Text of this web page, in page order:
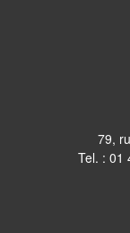
79,
Tel. : 01